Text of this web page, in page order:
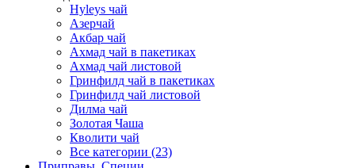
Hyleys чай
Азерчай
Акбар чай
Ахмад чай в пакетиках
Ахмад чай листовой
Гринфилд чай в пакетиках
Гринфилд чай листовой
Дилма чай
Золотая Чаша
Кволити чай
Все категории (23)